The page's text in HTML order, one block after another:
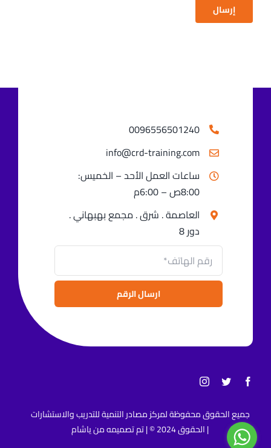
إرسال
0096556501240⁩
info@crd-training.com
ساعات العمل الأحد – الخميس:
8:00ص – 6:00م
العاصمة . شرق . مجمع بهبهاني .
دور 8
ارسال الرقم
جميع الحقوق محفوظة لمركز مصادر التنمية للتدريب والاستشارات
| الحقوق 2024 © | تم تصميمه من
ياشام